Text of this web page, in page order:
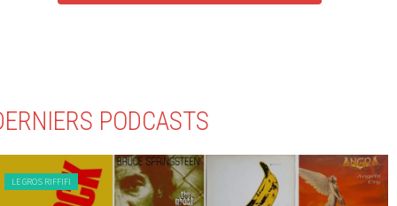
PODCASTS
LE GROS RIFFIFI